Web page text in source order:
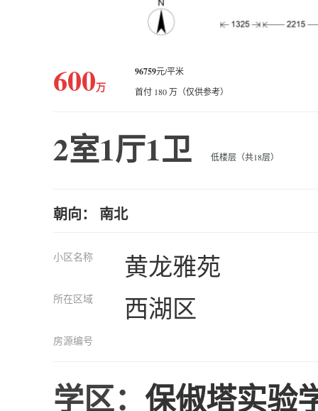
600万
96759元/平米
首付 180 万（仅供参考）
2室1厅1卫 低楼层（共18层）
朝向： 南北
小区名称 黄龙雅苑
所在区域 西湖区
房源编号
学区： 保俶塔实验